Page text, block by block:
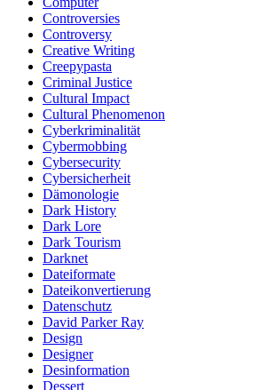
Controversies
Controversy
Creative Writing
Creepypasta
Criminal Justice
Cultural Impact
Cultural Phenomenon
Cyberkriminalität
Cybermobbing
Cybersecurity
Cybersicherheit
Dämonologie
Dark History
Dark Lore
Dark Tourism
Darknet
Dateiformate
Dateikonvertierung
Datenschutz
David Parker Ray
Design
Designer
Desinformation
Dessert